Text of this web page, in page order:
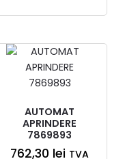
AUTOMAT
APRINDERE
7869893
762,30 lei TVA